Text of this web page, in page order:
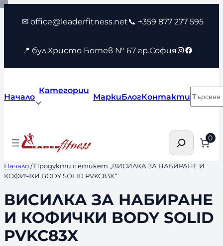
Към
съдържанието
✉ office@leaderfitness.net📞 +359 877 277 595
📍 бул.Христо Ботев № 67 гр.София Instagram
Facebook
Начало
Категории
МаркиБлогКонтакти
Търсене 0
Начало/ Продукти с етикет „ВИСИЛКА ЗА НАБИРАНЕ И
КОФИЧКИ BODY SOLID PVKC83X“
ВИСИЛКА ЗА НАБИРАНЕ
И КОФИЧКИ BODY SOLID
PVKC83X